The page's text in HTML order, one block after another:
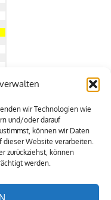
wir Technologien wie
und/oder darauf
können wir Daten
dieser Website verarbeiten.
zurückziehst, können
werden.